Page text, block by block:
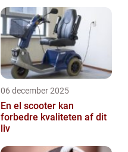
06 december 2025
En el scooter kan
forbedre kvaliteten af dit
liv